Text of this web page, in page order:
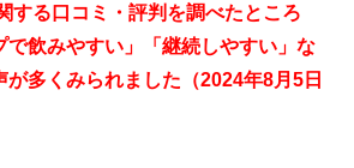
する口コミ・評判を調べたところ
で飲みやすい」「継続しやすい」な
が多くみられました（2024年8月5日